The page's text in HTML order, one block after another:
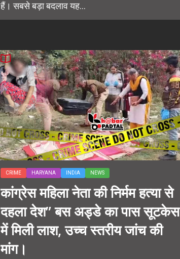
हैं। सबसे बड़ा बदलाव यह...
CRIME HARYANA INDIA NEWS
कांग्रेस महिला नेता की निर्मम हत्या से
दहला देश” बस अड्डे का पास सूटकेस
में मिली लाश, उच्च स्तरीय जांच की
मांग।